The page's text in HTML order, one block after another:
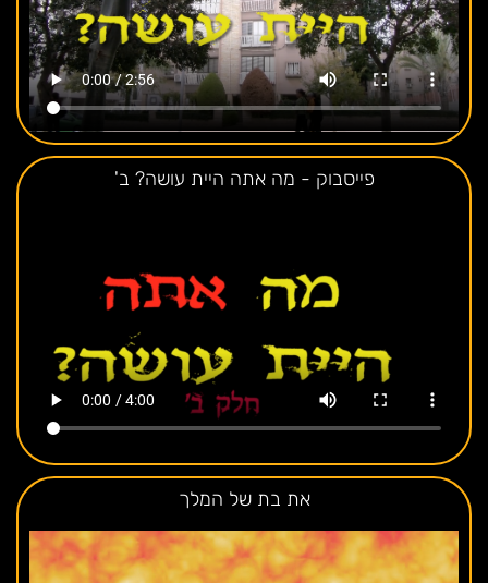
פייסבוק - מה אתה היית עושה? ב'
את בת של המלך